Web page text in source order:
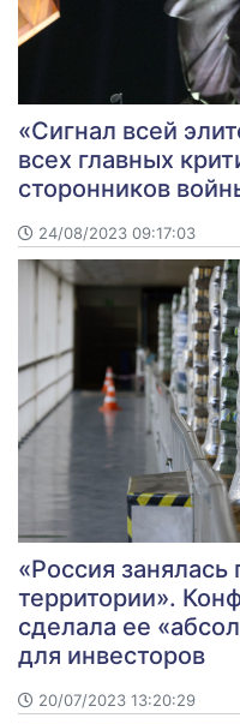
«Сигнал всей
всех главных
сторонников
24/08/2023 09:17:03
«Россия
территории».
сделала ее
для инвесторов
20/07/2023 13:20:29